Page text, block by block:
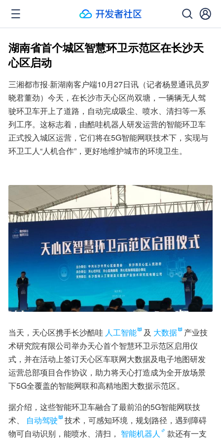
湖南省首个城区智慧环卫示范区在长沙天
心区启动
三湘都市报·新湖南客户端10月27日讯（记者杨昱通讯员罗
晓君董劲）今天，在长沙市天心区尚双塘，一辆辆无人驾
驶环卫车开上了道路，自动完成吸尘、喷水、清扫等一系
列工序。这标志着，由酷哇机器人研发运营的智能环卫车
正式投入城区运营，它们将在5G智能网联技术下，实现与
环卫工人“人机合作”，更好地维护城市的环境卫生。
当天，天心区携手长沙酷哇 人工智能 及 大数据
产业技
术研究院有限公司举办天心首个智慧环卫示范区启用仪
式，并在活动上签订天心区车联网大数据及电子地图研发
运营总部项目合作协议，助力将天心打造成为全开放场景
下5G全覆盖的智能网联和高精地图大数据示范区。
据介绍，这些智能环卫车融合了最前沿的5G智能网联技
术、
自动驾驶
技术，可感知环境，规划路径，遇到障碍
物可自动识别，能喷水、清扫， 智能机器人
款还有一支